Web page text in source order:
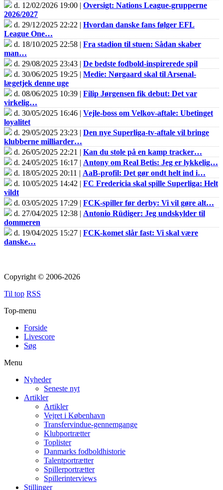
d. 12/02/2026 19:00 | Oversigt: Nations League-grupperne
2026/2027
d. 29/12/2025 22:22 | Hvordan danske fans følger EFL
League One…
d. 18/10/2025 22:58 | Fra stadion til stuen: Sådan skaber
man…
d. 29/08/2025 23:43 | De bedste fodbold-inspirerede spil
d. 30/06/2025 19:25 | Medie: Nørgaard skal til Arsenal-
lægetjek denne uge
d. 08/06/2025 10:39 | Filip Jørgensen fik debut: Det var
virkelig…
d. 30/05/2025 16:46 | Vejle-boss om Velkov-aftale: Ubetinget
loyalitet
d. 29/05/2025 23:23 | Den nye Superliga-tv-aftale vil bringe
klubberne milliarder…
d. 26/05/2025 22:21 | Kan du stole på en kamp tracker…
d. 24/05/2025 16:17 | Antony om Real Betis: Jeg er lykkelig…
d. 18/05/2025 20:11 | AaB-profil: Det gør ondt helt ind i…
d. 10/05/2025 14:42 | FC Fredericia skal spille Superliga: Helt
vildt
d. 03/05/2025 17:29 | FCK-spiller før derby: Vi vil gøre alt…
d. 27/04/2025 12:38 | Antonio Rüdiger: Jeg undskylder til
dommeren
d. 19/04/2025 15:27 | FCK-komet slår fast: Vi skal være
danske…
Copyright © 2006-2026
Til top RSS
Top-menu
Forside
Livescore
Søg
Menu
Nyheder
Seneste nyt
Artikler
Artikler
Vejret i København
Transfervindue-gennemgange
Klubportrætter
Toplister
Danmarks fodboldhistorie
Talentportrætter
Spillerportrætter
Spillerinterviews
Stillinger